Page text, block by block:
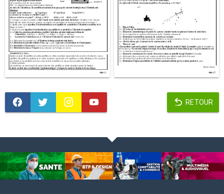
RETOUR